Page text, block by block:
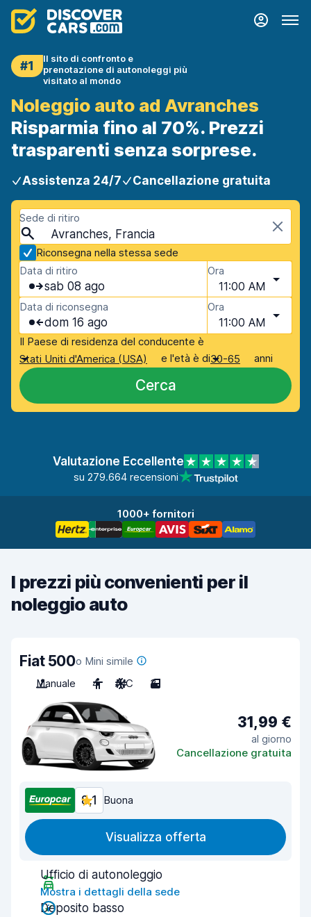
#1
Il sito di confronto e
prenotazione di autonoleggi più
visitato al mondo
Noleggio auto ad Avranches
Risparmia fino al 70%. Prezzi
trasparenti senza sorprese.
Assistenza 24/7 Cancellazione gratuita
Sede di ritiro
Avranches, Francia
Riconsegna nella stessa sede
Data di ritiro
sab 08 ago
Ora
11:00 AM
Data di riconsegna
dom 16 ago
Ora
11:00 AM
Il Paese di residenza del conducente è
Stati Uniti d'America (USA)
e l'età è di30-65 anni
Cerca
Valutazione Eccellente
su 279.664 recensioni
1000+ fornitori
I prezzi più convenienti per il
noleggio auto
Fiat 500o Mini simile
Manuale
4 A/C 3
31,99 €
al giorno
Cancellazione gratuita
8,1 Buona
Visualizza offerta
Ufficio di autonoleggio
Mostra i dettagli della sede
Deposito basso